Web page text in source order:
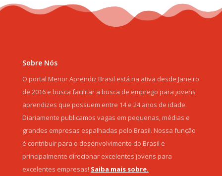
Sobre Nós
O portal Menor Aprendiz Brasil está na ativa desde Janeiro
de 2016 e busca facilitar a busca de emprego para jovens
aprendizes que possuem entre 14 e 24 anos de idade.
Diariamente publicamos vagas em pequenas, médias e
grandes empresas espalhadas pelo Brasil. Nossa função
é contribuir para o desenvolvimento do Brasil e
principalmente direcionar excelentes jovens para
excelentes empresas! Saiba mais sobre.